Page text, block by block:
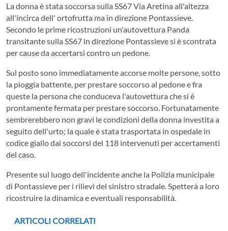
La donna è stata soccorsa sulla SS67 Via Aretina all'altezza
all'incirca dell' ortofrutta ma in direzione Pontassieve.
Secondo le prime ricostruzioni un'autovettura Panda
transitante sulla SS67 in direzione Pontassieve si è scontrata
per cause da accertarsi contro un pedone.
Sul posto sono immediatamente accorse molte persone, sotto
la pioggia battente, per prestare soccorso al pedone e fra
queste la persona che conduceva l'autovettura che si è
prontamente fermata per prestare soccorso. Fortunatamente
sembrerebbero non gravi le condizioni della donna investita a
seguito dell'urto; la quale è stata trasportata in ospedale in
codice giallo dai soccorsi del 118 intervenuti per accertamenti
del caso.
Presente sul luogo dell'incidente anche la Polizia municipale
di Pontassieve per i rilievi del sinistro stradale. Spetterà a loro
ricostruire la dinamica e eventuali responsabilità.
ARTICOLI CORRELATI